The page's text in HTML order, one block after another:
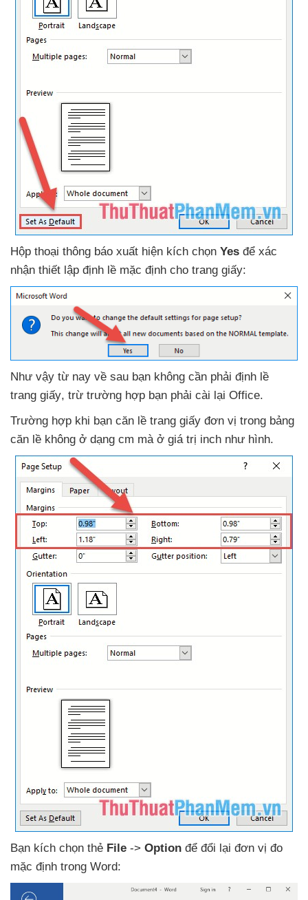
Hộp thoại thông báo xuất hiện kích chọn Yes để xác
nhận thiết lập định lề mặc định cho trang giấy:
Như vậy từ nay về sau bạn không cần phải định lề
trang giấy, trừ trường hợp bạn phải cài lại Office.
Trường hợp khi bạn căn lề trang giấy đơn vị trong bảng
căn lề không ở dạng cm mà ở giá trị inch như hình.
Bạn kích chọn thẻ File -> Option để đổi lại đơn vị đo
mặc định trong Word: